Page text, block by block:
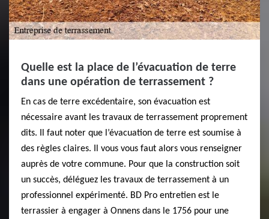
Quelle est la place de l’évacuation de terre
dans une opération de terrassement ?
En cas de terre excédentaire, son évacuation est
nécessaire avant les travaux de terrassement proprement
dits. Il faut noter que l’évacuation de terre est soumise à
des règles claires. Il vous vous faut alors vous renseigner
auprès de votre commune. Pour que la construction soit
un succès, déléguez les travaux de terrassement à un
professionnel expérimenté. BD Pro entretien est le
terrassier à engager à Onnens dans le 1756 pour une